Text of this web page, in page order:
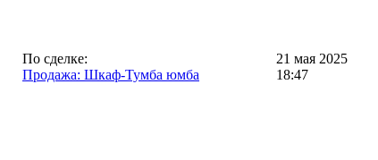
По сделке:
Продажа: Шкаф-Тумба юмба
21 мая 2025
18:47